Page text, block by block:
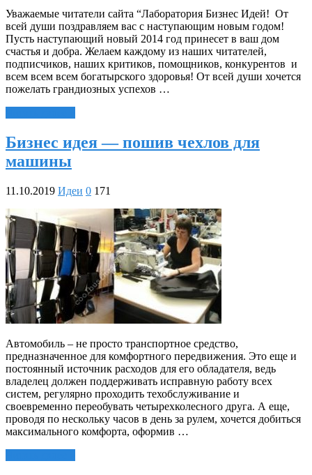
Уважаемые читатели сайта “Лаборатория Бизнес Идей! От
всей души поздравляем вас с наступающим новым годом!
Пусть наступающий новый 2014 год принесет в ваш дом
счастья и добра. Желаем каждому из наших читателей,
подписчиков, наших критиков, помощников, конкурентов и
всем всем всем богатырского здоровья! От всей души хочется
пожелать грандиозных успехов …
Бизнес идея — пошив чехлов для
машины
11.10.2019 Идеи 0 171
Автомобиль – не просто транспортное средство,
предназначенное для комфортного передвижения. Это еще и
постоянный источник расходов для его обладателя, ведь
владелец должен поддерживать исправную работу всех
систем, регулярно проходить техобслуживание и
своевременно переобувать четырехколесного друга. А еще,
проводя по нескольку часов в день за рулем, хочется добиться
максимального комфорта, оформив …